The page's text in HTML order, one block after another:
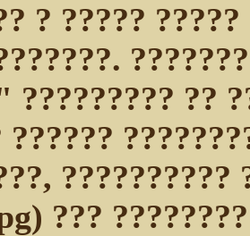
? ?????
????????? ??
??????????
???